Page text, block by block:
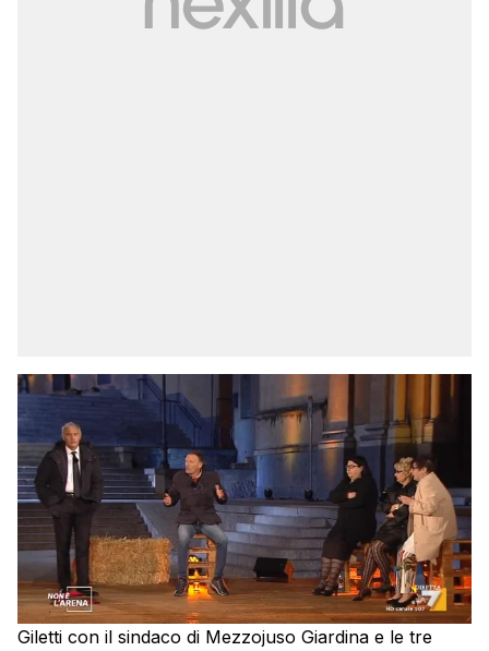
Giletti con il sindaco di Mezzojuso Giardina e le tre